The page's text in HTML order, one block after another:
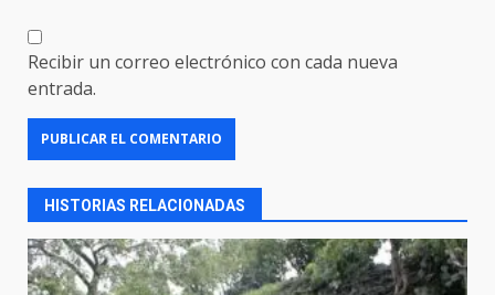
Recibir un correo electrónico con cada nueva
entrada.
HISTORIAS RELACIONADAS